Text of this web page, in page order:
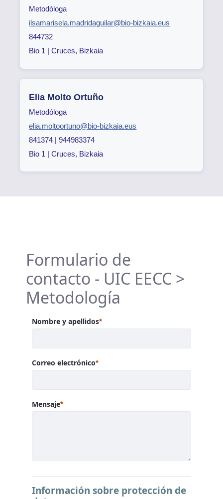
Metodóloga
ilsamarisela.madridaguilar@bio-bizkaia.eus
844732
Bio 1 | Cruces, Bizkaia
Elia Molto Ortuño
Metodóloga
elia.moltoortuno@bio-bizkaia.eus
841374 | 944983374
Bio 1 | Cruces, Bizkaia
Formulario de
contacto - UIC EECC >
Metodología
Nombre y apellidos Requerido
Correo electrónico Requerido
Mensaje Requerido
Información sobre protección de